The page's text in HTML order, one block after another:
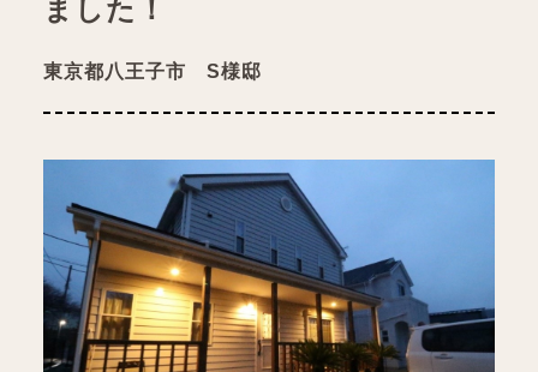
ました！
東京都八王子市 S様邸